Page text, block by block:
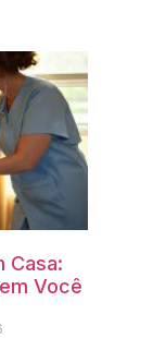
Casa:
Você